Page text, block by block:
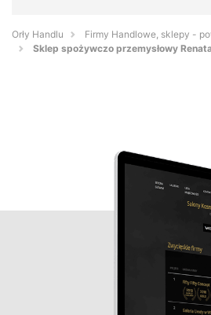
Orły Handlu
Firmy Handlowe, sklepy -
Sklep spożywczo przemysłowy